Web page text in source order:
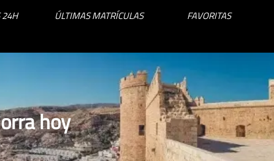
24H ÚLTIMAS MATRÍCULAS FAVORITAS
hoy